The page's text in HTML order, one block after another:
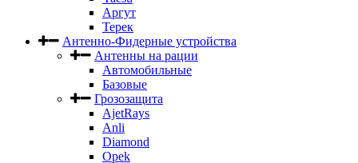
Аргут
Терек
Антенно-Фидерные устройства
Антенны на рации
Автомобильные
Базовые
Грозозащита
AjetRays
Anli
Diamond
Opek